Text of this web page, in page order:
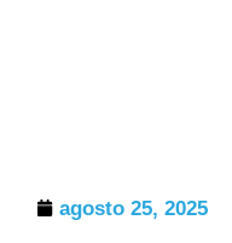
agosto 25, 2025